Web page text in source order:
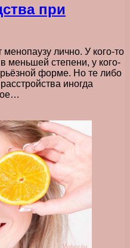
при
лично. У кого-то
меньшей степени, у кого-
форме. Но те либо
иногда